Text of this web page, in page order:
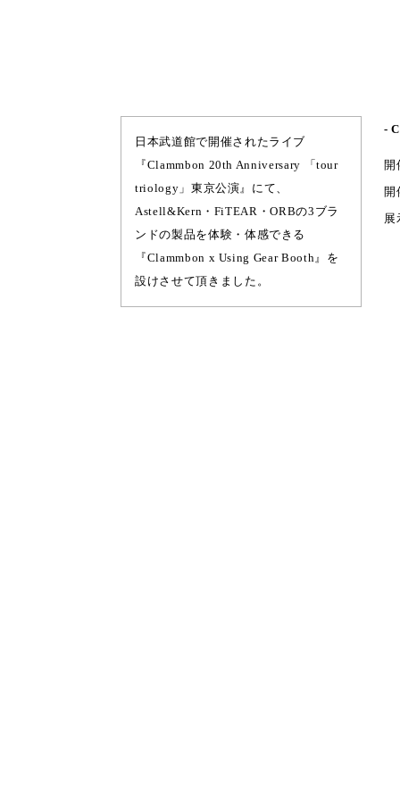
日本武道館で開催されたライブ
『Clammbon 20th Anniversary 「tour
triology」東京公演』にて、
Astell&Kern・FiTEAR・ORBの3ブラ
ンドの製品を体験・体感できる
『Clammbon x Using Gear Booth』を
設けさせて頂きました。
-
開
開
展